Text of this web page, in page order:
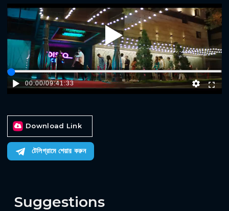
Play
00:00/09:41:33
Download Link
টেলিগ্রামে শেয়ার করুন
Suggestions